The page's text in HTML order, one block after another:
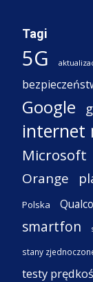
Tagi
5G
Google
internet
Microsoft
Orange
Polska
smartfon
stany
testy